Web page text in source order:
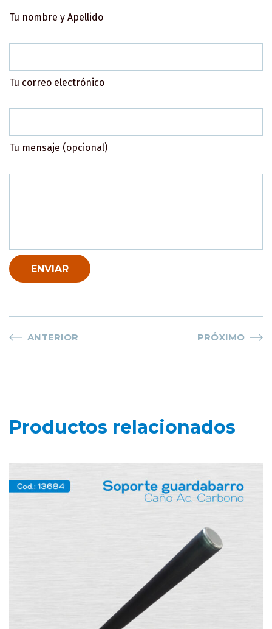
Tu nombre y Apellido
Tu correo electrónico
Tu mensaje (opcional)
ANTERIOR PRÓXIMO
Productos relacionados